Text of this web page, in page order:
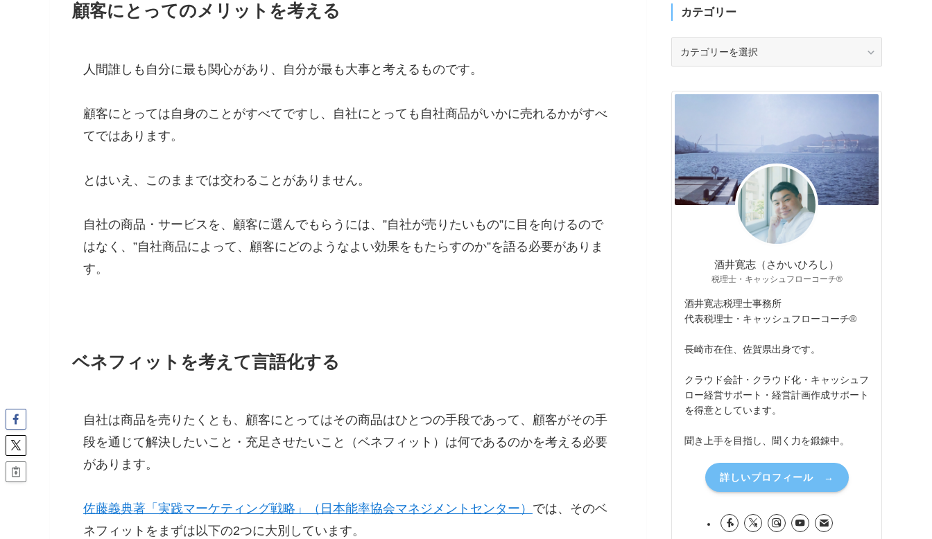
顧客にとってのメリットを考える
人間誰しも自分に最も関心があり、自分が最も大事と考えるものです。
顧客にとっては自身のことがすべてですし、自社にとっても自社商品がいかに売れるかがすべ
てではあります。
とはいえ、このままでは交わることがありません。
自社の商品・サービスを、顧客に選んでもらうには、”自社が売りたいもの”に目を向けるので
はなく、”自社商品によって、顧客にどのようなよい効果をもたらすのか”を語る必要がありま
す。
ベネフィットを考えて言語化する
自社は商品を売りたくとも、顧客にとってはその商品はひとつの手段であって、顧客がその手
段を通じて解決したいこと・充足させたいこと（ベネフィット）は何であるのかを考える必要
があります。
佐藤義典著「実践マーケティング戦略」（日本能率協会マネジメントセンター） では、そのベ
ネフィットをまずは以下の2つに大別しています。
カテゴリー
リ
酒井寛志（さかいひろし）
税理士・キャッシュフローコーチ®
酒井寛志税理士事務所
代表税理士・キャッシュフローコーチ®
長崎市在住、佐賀県出身です。
クラウド会計・クラウド化・キャッシュフ
ロー経営サポート・経営計画作成サポート
を得意としています。
聞き上手を目指し、聞く力を鍛錬中。
詳しいプロフィール →